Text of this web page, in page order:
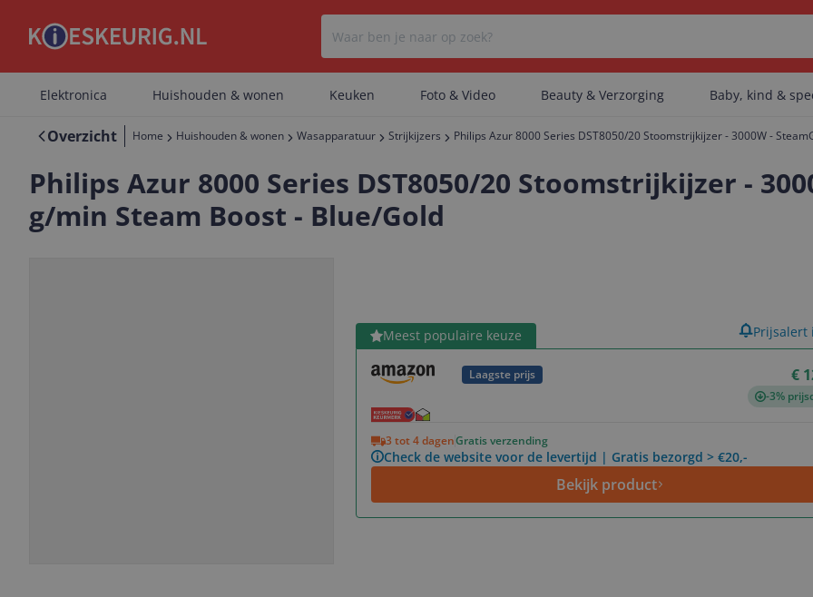
Er zijn geen categorieën gevonden.
Elektronica Huishouden & wonen Keuken Foto & Video Beauty & Verzorging Baby, kind &
Overzicht Home Huishouden & wonen Wasapparatuur Strijkijzers Philips Azur 8000 Series DST8050/20 Stoomstrijkijzer - 3000W -
Philips Azur 8000 Series DST8050/20 Stoomstrijkijzer -
g/min Steam Boost - Blue/Gold
Meest populaire keuze
Laagste prijs €
-3%
3 tot 4 dagenGratis verzending
Check de website voor de levertijd | Gratis bezorgd > €20,-
Bekijk product
Bekijk product Prijsalert